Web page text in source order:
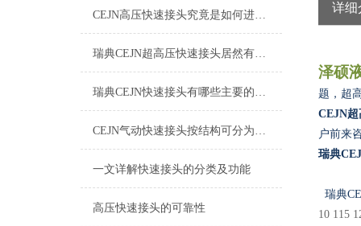
CEJN高压快速接头究竟是如何进行安装的呢？
瑞典CEJN超高压快速接头居然有如此广泛的应用领域
瑞典CEJN快速接头有哪些主要的优势呢？
CEJN气动快速接头按结构可分为哪几种类型呢？
一文详解快速接头的分类及功能
高压快速接头的可靠性
详细
泽硕
题，超
CEJN
户前来
瑞典
瑞典
10 115